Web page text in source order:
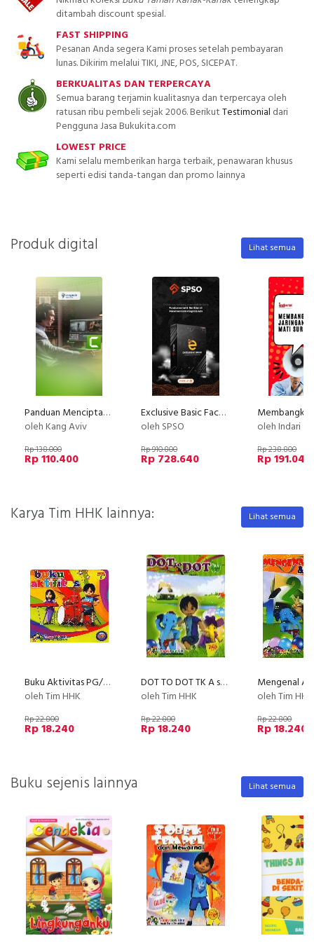
ditambah discount spesial.
FAST SHIPPING
Pesanan Anda segera Kami proses setelah pembayaran
lunas. Dikirim melalui TIKI, JNE, POS, SICEPAT.
BERKUALITAS DAN TERPERCAYA
Semua barang terjamin kualitasnya dan terpercaya oleh
ratusan ribu pembeli sejak 2006. BerikutTestimonial dari
Pengguna Jasa Bukukita.com
LOWEST PRICE
Kami selalu memberikan harga terbaik, penawaran khusus
seperti edisi tanda-tangan dan promo lainnya
Produk digital Lihat semua
Panduan Menciptakan Video Kursus Online Professional
oleh Kang Aviv
Rp 138.000
Rp 110.400
Exclusive Basic Facebook Instagram Ads
oleh SPSO
Rp 910.800
Rp 728.640
oleh Indari
Rp 238.800
Rp 191.040
Karya Tim HHK lainnya: Lihat semua
Buku Aktivitas PG/PAUD semester 2
oleh Tim HHK
Rp 22.800
Rp 18.240
DOT TO DOT TK A semester 2
oleh Tim HHK
Rp 22.800
Rp 18.240
oleh Tim HHK
Rp 22.800
Rp 18.240
Buku sejenis lainnya Lihat semua